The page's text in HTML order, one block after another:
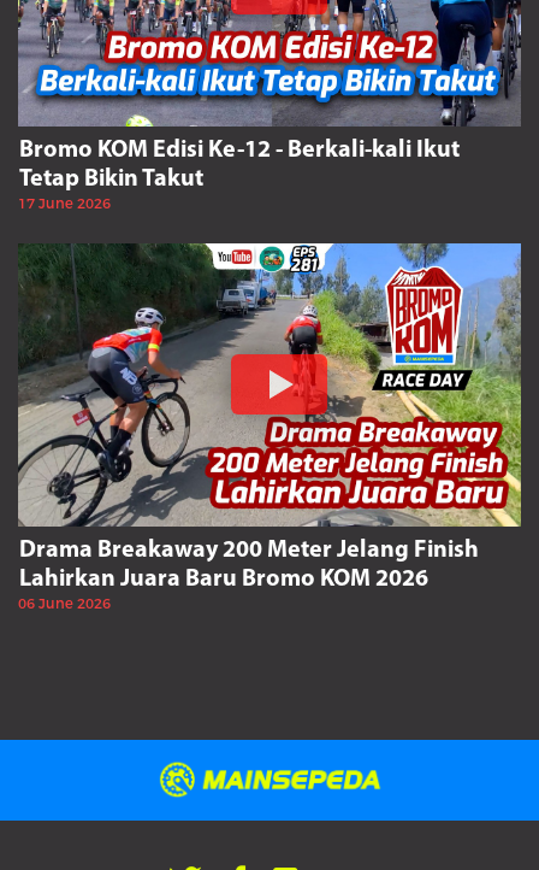
Bromo KOM Edisi Ke-12 - Berkali-kali Ikut
Tetap Bikin Takut
17 June 2026
Drama Breakaway 200 Meter Jelang Finish
Lahirkan Juara Baru Bromo KOM 2026
06 June 2026